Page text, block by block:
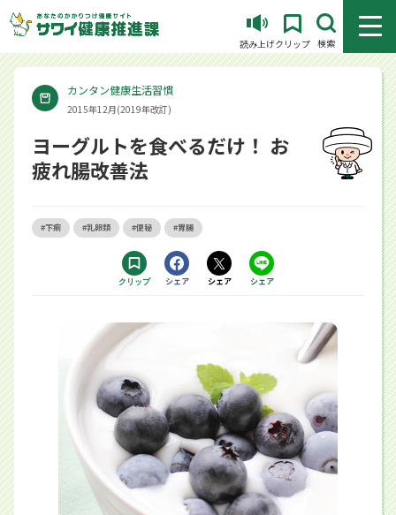
読み上げクリップ 検索 メニ
カンタン健康生活習慣
2015年12月(2019年改訂)
ヨーグルトを食べるだけ！ お
疲れ腸改善法
#下痢 #乳卵類 #便秘 #胃腸
クリップ Facebookで
シェア
Xで
シェア
LINEで
シェア